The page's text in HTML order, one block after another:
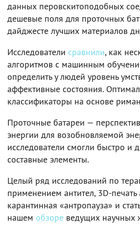
данных перовскитоподобных
дешевые поля для проточных
дайджесте лучших материалов
Исследователи сравнили, как
алгоритмов с машинным
определить у людей уровень
аффективные состояния.
классификаторы на основе
Проточные батареи —
энергии для возобновляемой
исследователи смогли быстро и
составные элементы.
Целый ряд исследований по
применением антител, 3D-печать
карантинная «антропауза» и
нашем обзоре ведущих научных